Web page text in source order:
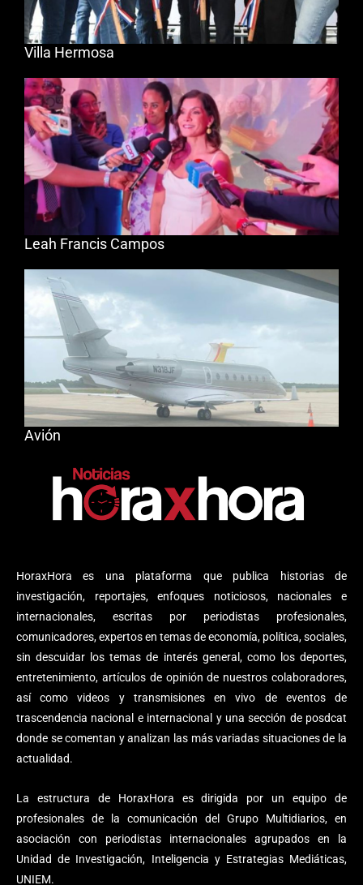
HoraxHora es una plataforma que publica historias de
investigación, reportajes, enfoques noticiosos, nacionales e
internacionales, escritas por periodistas profesionales,
comunicadores, expertos en temas de economía, política, sociales,
sin descuidar los temas de interés general, como los deportes,
entretenimiento, artículos de opinión de nuestros colaboradores,
así como videos y transmisiones en vivo de eventos de
trascendencia nacional e internacional y una sección de posdcat
donde se comentan y analizan las más variadas situaciones de la
actualidad.
La estructura de HoraxHora es dirigida por un equipo de
profesionales de la comunicación del Grupo Multidiarios, en
asociación con periodistas internacionales agrupados en la
Unidad de Investigación, Inteligencia y Estrategias Mediáticas,
UNIEM.
Villa Hermosa
Leah Francis Campos
Avión